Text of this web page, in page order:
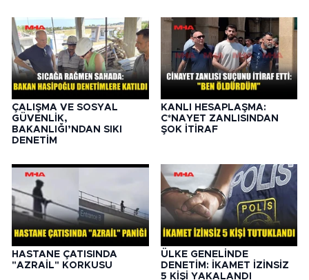
ÇALIŞMA VE SOSYAL
GÜVENLİK,
BAKANLIĞI’NDAN SIKI
DENETİM
KANLI HESAPLAŞMA:
C*NAYET ZANLISINDAN
ŞOK İTİRAF
HASTANE ÇATISINDA
"AZRAİL" KORKUSU
ÜLKE GENELİNDE
DENETİM: İKAMET İZİNSİZ
5 KİŞİ YAKALANDI